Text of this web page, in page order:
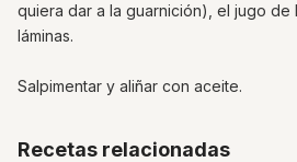
quiera dar a la guarnición), el jugo de
láminas.
Salpimentar y aliñar con aceite.
Recetas relacionadas